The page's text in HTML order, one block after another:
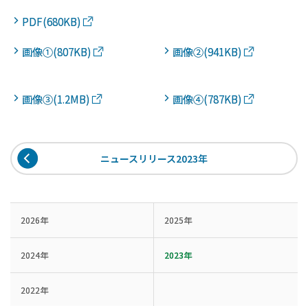
PDF(680KB)
画像①(807KB) 画像②(941KB)
画像③(1.2MB) 画像④(787KB)
ニュースリリース2023年
2026年 2025年
2024年 2023年
2022年